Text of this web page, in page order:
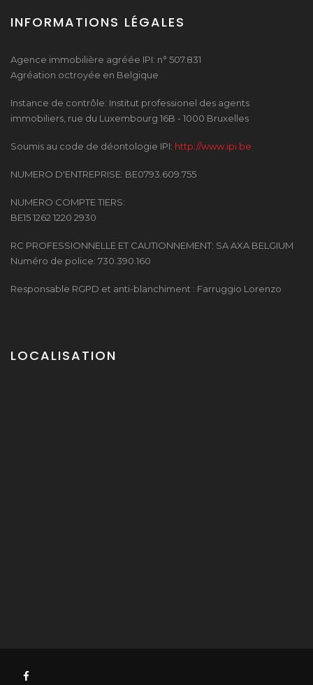
INFORMATIONS LÉGALES
Agence immobilière agréée IPI: n° 507.831
Agréation octroyée en Belgique
Instance de contrôle: Institut professionel des agents
immobiliers, rue du Luxembourg 16B - 1000 Bruxelles
Soumis au code de déontologie IPI: http://www.ipi.be
NUMERO D'ENTREPRISE: BE0793.609.755
NUMERO COMPTE TIERS:
BE15 1262 1220 2930
RC PROFESSIONNELLE ET CAUTIONNEMENT: SA AXA BELGIUM
Numéro de police: 730.390.160
Responsable RGPD et anti-blanchiment : Farruggio Lorenzo
LOCALISATION